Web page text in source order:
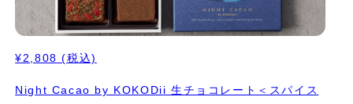
¥2,808 (税込)
Night Cacao by KOKODii 生チョコレート＜スパイス